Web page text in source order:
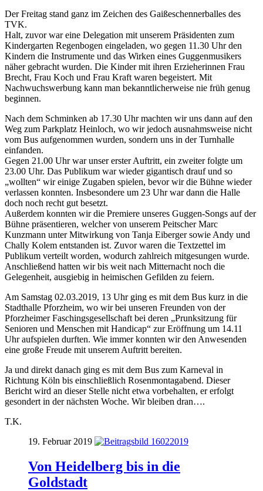
Der Freitag stand ganz im Zeichen des Gaißeschennerballes des
TVK.
Halt, zuvor war eine Delegation mit unserem Präsidenten zum
Kindergarten Regenbogen eingeladen, wo gegen 11.30 Uhr den
Kindern die Instrumente und das Wirken eines Guggenmusikers
näher gebracht wurden. Die Kinder mit ihren Erzieherinnen Frau
Brecht, Frau Koch und Frau Kraft waren begeistert. Mit
Nachwuchswerbung kann man bekanntlicherweise nie früh genug
beginnen.
Nach dem Schminken ab 17.30 Uhr machten wir uns dann auf den
Weg zum Parkplatz Heinloch, wo wir jedoch ausnahmsweise nicht
vom Bus aufgenommen wurden, sondern uns in der Turnhalle
einfanden.
Gegen 21.00 Uhr war unser erster Auftritt, ein zweiter folgte um
23.00 Uhr. Das Publikum war wieder gigantisch drauf und so
„wollten“ wir einige Zugaben spielen, bevor wir die Bühne wieder
verlassen konnten. Insbesondere um 23 Uhr war dann die Halle
doch noch recht gut besetzt.
Außerdem konnten wir die Premiere unseres Guggen-Songs auf der
Bühne präsentieren, welcher von unserem Peitscher Marc
Kunzmann unter Mitwirkung von Tanja Eiberger sowie Andy und
Chally Kolem entstanden ist. Zuvor waren die Textzettel im
Publikum verteilt worden, wodurch zahlreich mitgesungen wurde.
Anschließend hatten wir bis weit nach Mitternacht noch die
Gelegenheit, ausgiebig in heimischen Gefilden zu feiern.
Am Samstag 02.03.2019, 13 Uhr ging es mit dem Bus kurz in die
Stadthalle Pforzheim, wo wir bei unseren Freunden von der
Pforzheimer Faschingsgesellschaft bei deren „Prunksitzung für
Senioren und Menschen mit Handicap“ zur Eröffnung um 14.11
Uhr aufspielen durften. Wie immer konnten wir den Anwesenden
eine große Freude mit unserem Auftritt bereiten.
Ja und direkt danach ging es mit dem Bus zum Karneval in
Richtung Köln bis einschließlich Rosenmontagabend. Dieser
Bericht wird an dieser Stelle nicht etwa vorbehalten, er erfolgt
gesondert in der nächsten Woche. Wir bleiben dran….
T.K.
19. Februar 2019
Von Heidelberg bis in die
Goldstadt